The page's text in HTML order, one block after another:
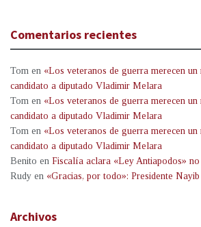
Comentarios recientes
Tom en «Los veteranos de guerra merecen
candidato a diputado Vladimir Melara
Tom en «Los veteranos de guerra merecen
candidato a diputado Vladimir Melara
Tom en «Los veteranos de guerra merecen
candidato a diputado Vladimir Melara
Benito en Fiscalía aclara «Ley Antiapodos» no
Rudy en «Gracias, por todo»: Presidente
Archivos